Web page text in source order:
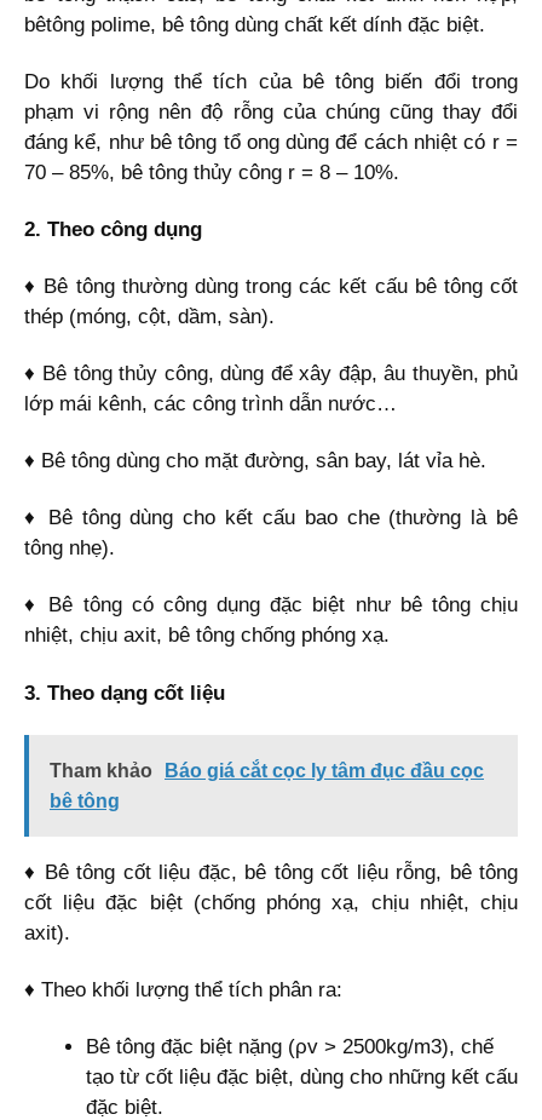
bêtông polime, bê tông dùng chất kết dính đặc biệt.
Do khối lượng thể tích của bê tông biến đổi trong
phạm vi rộng nên độ rỗng của chúng cũng thay đổi
đáng kể, như bê tông tổ ong dùng để cách nhiệt có r =
70 – 85%, bê tông thủy công r = 8 – 10%.
2. Theo công dụng
♦ Bê tông thường dùng trong các kết cấu bê tông cốt
thép (móng, cột, dầm, sàn).
♦ Bê tông thủy công, dùng để xây đập, âu thuyền, phủ
lớp mái kênh, các công trình dẫn nước…
♦ Bê tông dùng cho mặt đường, sân bay, lát vỉa hè.
♦ Bê tông dùng cho kết cấu bao che (thường là bê
tông nhẹ).
♦ Bê tông có công dụng đặc biệt như bê tông chịu
nhiệt, chịu axit, bê tông chống phóng xạ.
3. Theo dạng cốt liệu
Tham khảo
Báo giá cắt cọc ly tâm đục đầu cọc
bê tông
♦ Bê tông cốt liệu đặc, bê tông cốt liệu rỗng, bê tông
cốt liệu đặc biệt (chống phóng xạ, chịu nhiệt, chịu
axit).
♦ Theo khối lượng thể tích phân ra:
Bê tông đặc biệt nặng (ρv > 2500kg/m3), chế
tạo từ cốt liệu đặc biệt, dùng cho những kết cấu
đặc biệt.